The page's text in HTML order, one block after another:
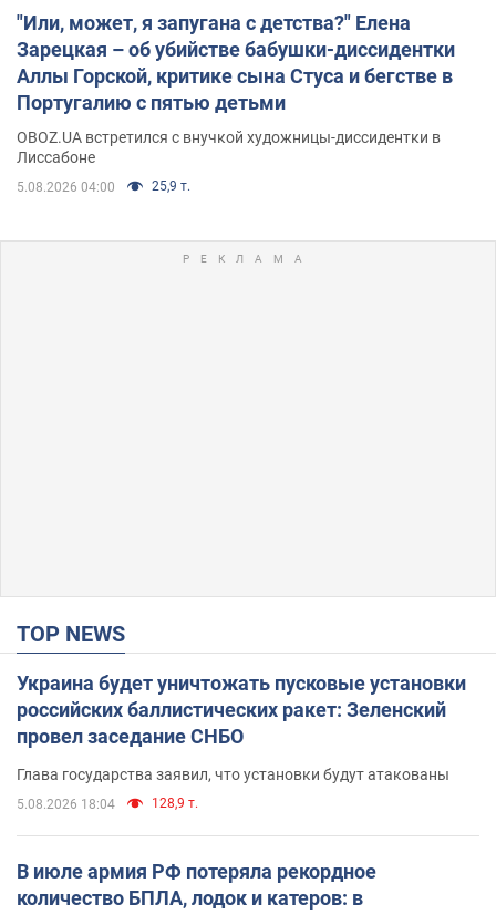
"Или, может, я запугана с детства?" Елена
Зарецкая – об убийстве бабушки-диссидентки
Аллы Горской, критике сына Стуса и бегстве в
Португалию с пятью детьми
OBOZ.UA встретился с внучкой художницы-диссидентки в
Лиссабоне
5.08.2026 04:00 25,9 т.
TOP NEWS
Украина будет уничтожать пусковые установки
российских баллистических ракет: Зеленский
провел заседание СНБО
Глава государства заявил, что установки будут атакованы
5.08.2026 18:04 128,9 т.
В июле армия РФ потеряла рекордное
количество БПЛА, лодок и катеров: в